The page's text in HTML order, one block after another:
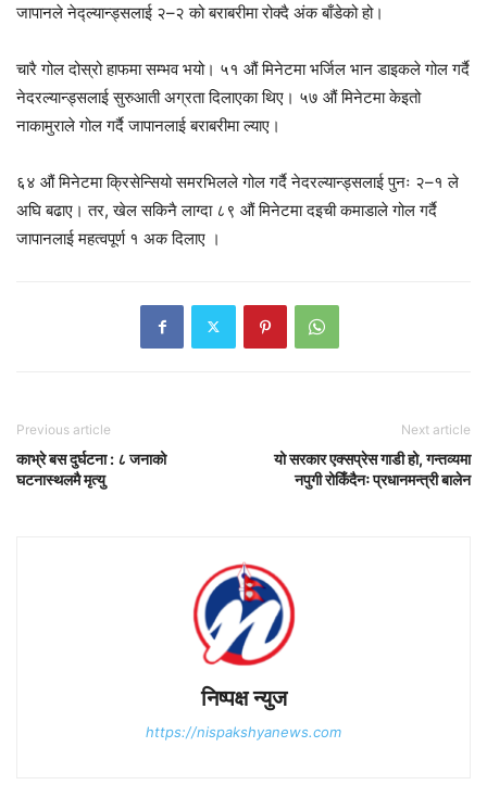
जापानले नेद्ल्यान्ड्सलाई २–२ को बराबरीमा रोक्दै अंक बाँडेको हो।
चारै गोल दोस्रो हाफमा सम्भव भयो। ५१ औं मिनेटमा भर्जिल भान डाइकले गोल गर्दै
नेदरल्यान्ड्सलाई सुरुआती अग्रता दिलाएका थिए। ५७ औं मिनेटमा केइतो
नाकामुराले गोल गर्दै जापानलाई बराबरीमा ल्याए।
६४ औं मिनेटमा क्रिसेन्सियो समरभिलले गोल गर्दै नेदरल्यान्ड्सलाई पुनः २–१ ले
अघि बढाए। तर, खेल सकिनै लाग्दा ८९ औं मिनेटमा दइची कमाडाले गोल गर्दै
जापानलाई महत्वपूर्ण १ अक दिलाए ।
Previous article
काभ्रे बस दुर्घटना : ८ जनाको
घटनास्थलमै मृत्यु
Next article
यो सरकार एक्सप्रेस गाडी हो, गन्तव्यमा
नपुगी रोकिँदैनः प्रधानमन्त्री बालेन
निष्पक्ष न्युज
https://nispakshyanews.com